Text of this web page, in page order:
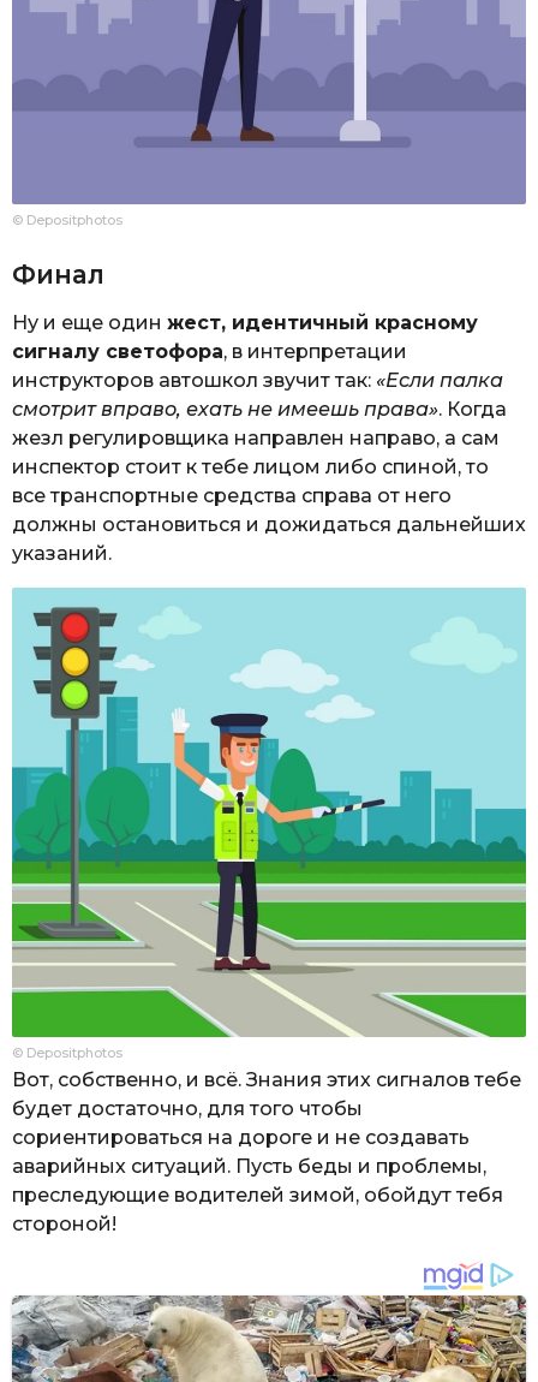
© Depositphotos
Финал
Ну и еще один жест, идентичный красному
сигналу светофора, в интерпретации
инструкторов автошкол звучит так: «Если палка
смотрит вправо, ехать не имеешь права». Когда
жезл регулировщика направлен направо, а сам
инспектор стоит к тебе лицом либо спиной, то
все транспортные средства справа от него
должны остановиться и дожидаться дальнейших
указаний.
© Depositphotos
Вот, собственно, и всё. Знания этих сигналов тебе
будет достаточно, для того чтобы
сориентироваться на дороге и не создавать
аварийных ситуаций. Пусть беды и проблемы,
преследующие водителей зимой, обойдут тебя
стороной!